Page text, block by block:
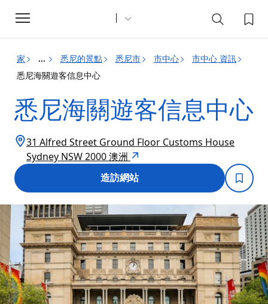
Toggle
navigation
家 ... 悉尼的景點 悉尼市 市中心
市中心 資訊
悉尼海關遊客信息中心
悉尼海關遊客信息中心
31 Alfred Street Ground Floor Customs House
Sydney NSW 2000 澳洲
造訪網站